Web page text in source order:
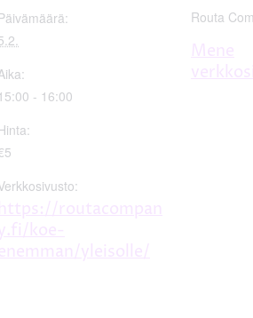
- 16:00
routacompan
koe-
yleisolle/
Routa
Mene